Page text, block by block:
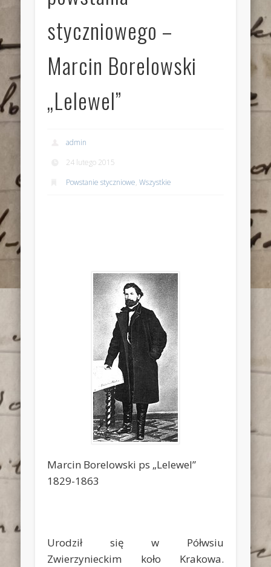
styczniowego –
Marcin Borelowski
„Lelewel”
admin
24 lutego 2015
Powstanie styczniowe,Wszystkie
Marcin Borelowski ps „Lelewel”
1829-1863
Urodził się w Półwsiu
Zwierzynieckim koło Krakowa.